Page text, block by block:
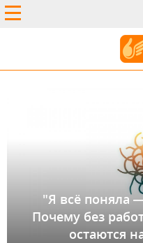
"Я всё поняла
Почему без
остаются